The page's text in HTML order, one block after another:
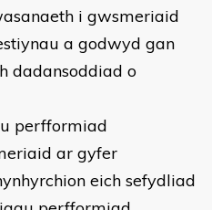
i gwsmeriaid
a godwyd gan
dadansoddiad o
perfformiad
ar gyfer
eich sefydliad